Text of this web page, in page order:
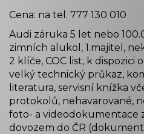
Cena: na tel. 777 130 010
Audi záruka 5 let nebo
zimních alukol, 1.majitel,
2 klíče, COC list, k dispozici
velký technický průkaz,
literatura, servisní knížka
protokolů, nehavarované,
foto- a videodokumentace
dovozem do ČR